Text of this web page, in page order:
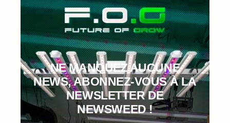
NE MANQUEZ AUCUNE
NEWS, ABONNEZ-VOUS À LA
NEWSLETTER DE
NEWSWEED !